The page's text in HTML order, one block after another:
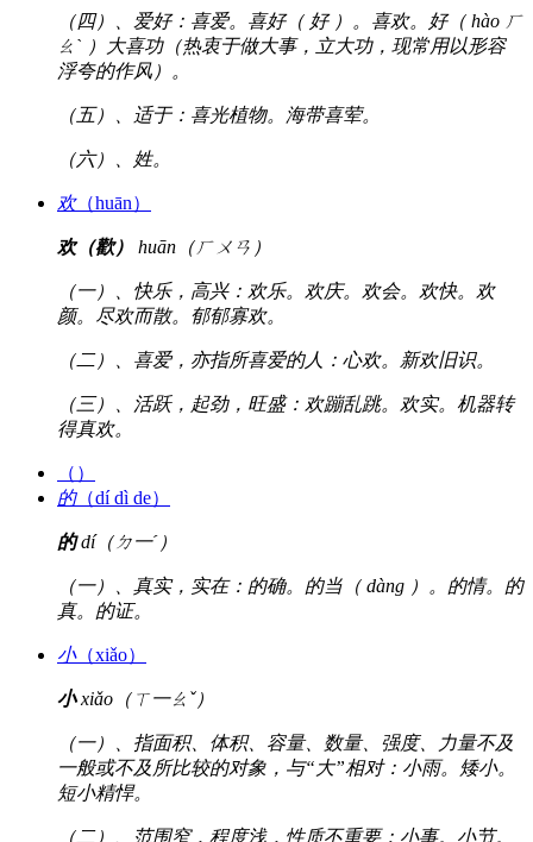
（四）、爱好：喜爱。喜好（ 好 ）。喜欢。好（ hào ㄏ
ㄠˋ ）大喜功（热衷于做大事，立大功，现常用以形容
浮夸的作风）。
（五）、适于：喜光植物。海带喜荤。
（六）、姓。
欢（huān）
欢（歡） huān（ㄏㄨㄢ）
（一）、快乐，高兴：欢乐。欢庆。欢会。欢快。欢
颜。尽欢而散。郁郁寡欢。
（二）、喜爱，亦指所喜爱的人：心欢。新欢旧识。
（三）、活跃，起劲，旺盛：欢蹦乱跳。欢实。机器转
得真欢。
（）
的（dí dì de）
的dí（ㄉ一ˊ）
（一）、真实，实在：的确。的当（ dàng ）。的情。的
真。的证。
小（xiǎo）
小xiǎo（ㄒ一ㄠˇ）
（一）、指面积、体积、容量、数量、强度、力量不及
一般或不及所比较的对象，与“大”相对：小雨。矮小。
短小精悍。
（二）、范围窄，程度浅，性质不重要：小事。小节。